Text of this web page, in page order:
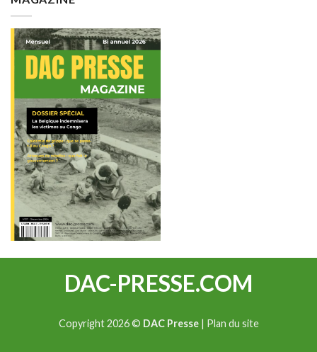
DAC-PRESSE.COM
Copyright 2026 © DAC Presse| Plan du site